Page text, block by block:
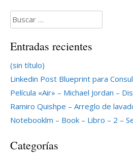
Buscar:
Entradas recientes
(sin título)
Linkedin Post Blueprint para
Película «Air» – Michael Jordan –
Ramiro Quishpe – Arreglo de
Notebooklm – Book – Libro – 2 –
Categorías